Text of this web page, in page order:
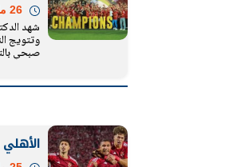
شهد
صبحي
الأهلي بطلًا